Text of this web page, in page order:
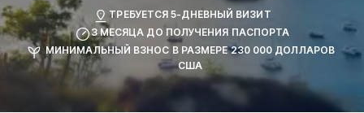
ТРЕБУЕТСЯ 5-ДНЕВНЫЙ ВИЗИТ
3 МЕСЯЦА ДО ПОЛУЧЕНИЯ ПАСПОРТА
МИНИМАЛЬНЫЙ ВЗНОС В РАЗМЕРЕ 230 000 ДОЛЛАРОВ
США